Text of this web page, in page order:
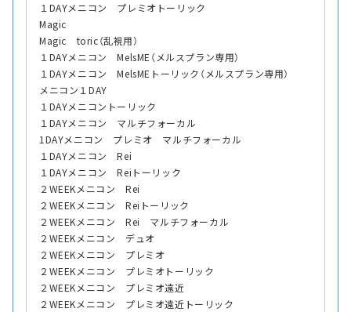
１DAYメニコン プレミオトーリック
Magic
Magic toric（乱視用）
１DAYメニコン MelsME（メルスプラン専用）
１DAYメニコン MelsMEトーリック（メルスプラン専用）
メニコン１DAY
１DAYメニコントーリック
１DAYメニコン マルチフォーカル
1DAYメニコン プレミオ マルチフォーカル
１DAYメニコン Rei
１DAYメニコン Reiトーリック
２WEEKメニコン Rei
２WEEKメニコン Reiトーリック
２WEEKメニコン Rei マルチフォーカル
２WEEKメニコン デュオ
２WEEKメニコン プレミオ
２WEEKメニコン プレミオトーリック
２WEEKメニコン プレミオ遠近
２WEEKメニコン プレミオ遠近トーリック